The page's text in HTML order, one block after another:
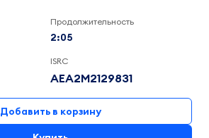
Продолжительность
2:05
ISRC
AEA2M2129831
Добавить в корзину